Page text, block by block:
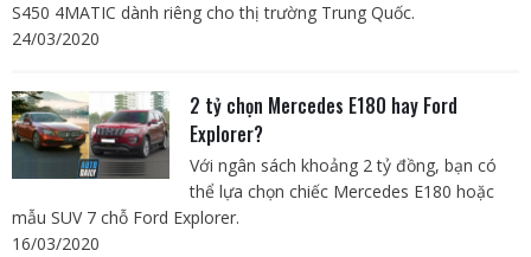
S450 4MATIC dành riêng cho thị trường Trung Quốc.
24/03/2020
2 tỷ chọn Mercedes E180 hay Ford
Explorer?
Với ngân sách khoảng 2 tỷ đồng, bạn có
thể lựa chọn chiếc Mercedes E180 hoặc
mẫu SUV 7 chỗ Ford Explorer.
16/03/2020